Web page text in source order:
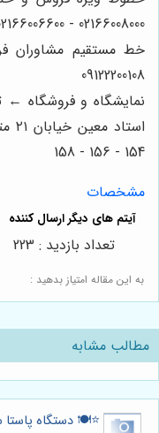
02166008000 - 02166006600 - 02166003300 - 02166003000
09122200108
نمایشگاه و فروشگاه ←
154 - 156 - 158
مشخصات
به این مقاله امتیاز بدهید :
تعداد بازدید : 223
مطالب مشابه
⭐️🍽️ دستگاه پاستا